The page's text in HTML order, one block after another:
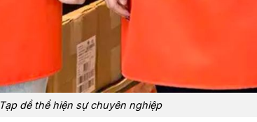
Tạp dề thể hiện sự chuyên nghiệp